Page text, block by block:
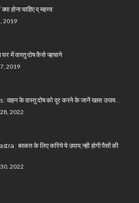
होना चाहिए व् महत्त्व
2019
में वास्तु दोष कैसे पहचाने
2019
वाहन के वास्तु दोष को दूर करने के जानें खास उपाय…
2022
: बरकत के लिए करिये ये उपाय,नही होगी पैसों की
2022